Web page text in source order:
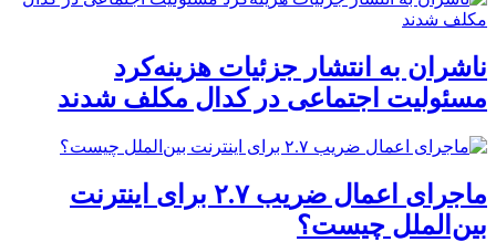
ناشران به انتشار جزئیات هزینه‌کرد
مسئولیت اجتماعی در کدال مکلف شدند
ماجرای اعمال ضریب ۲.۷ برای اینترنت
بین‌الملل چیست؟